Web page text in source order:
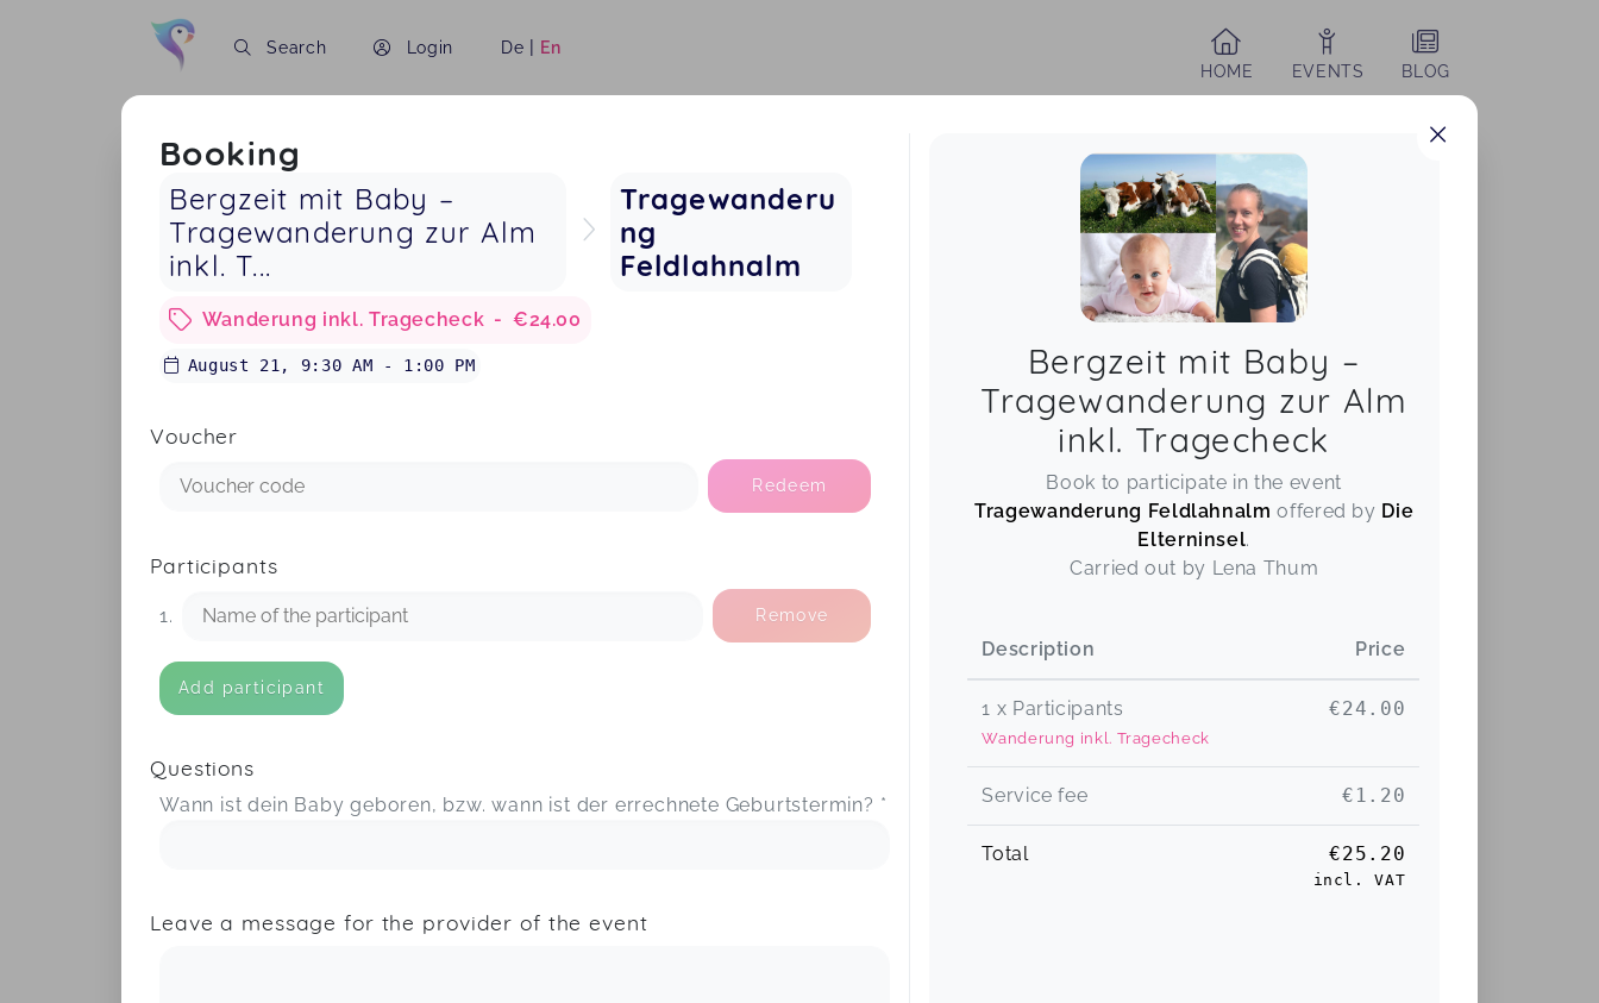
Search Login De | En
HOME
EVENTS BLOG
Booking
Bergzeit mit Baby –
Tragewanderung zur Alm
inkl. T...
Tragewanderu
ng
Feldlahnalm
Wanderung inkl. Tragecheck - €24.00
August 21 , 9:30 AM - 1:00 PM
Voucher
Redeem
Participants
1. Remove
Add participant
Questions
Wann ist dein Baby geboren, bzw. wann ist der errechnete Geburtstermin? *
Leave a message for the provider of the event
Bergzeit mit Baby –
Tragewanderung zur Alm
inkl. Tragecheck
Book to participate in the event
Tragewanderung Feldlahnalm offered by Die
Elterninsel.
Carried out by Lena Thum
Description Price
1 x Participants
Wanderung inkl. Tragecheck
€24.00
Service fee €1.20
Total €25.20
incl. VAT